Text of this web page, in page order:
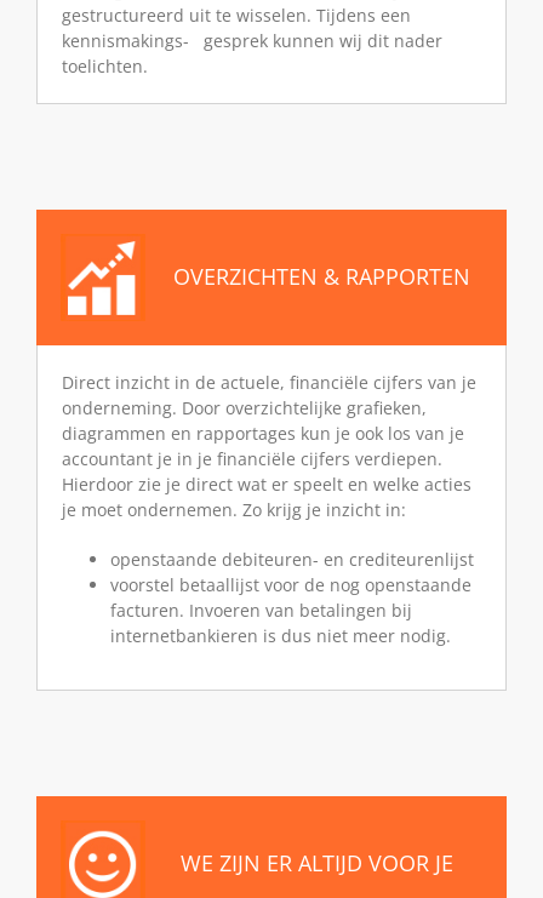
gestructureerd uit te wisselen. Tijdens een
kennismakings- gesprek kunnen wij dit nader
toelichten.
OVERZICHTEN & RAPPORTEN
Direct inzicht in de actuele, financiële cijfers van je
onderneming. Door overzichtelijke grafieken,
diagrammen en rapportages kun je ook los van je
accountant je in je financiële cijfers verdiepen.
Hierdoor zie je direct wat er speelt en welke acties
je moet ondernemen. Zo krijg je inzicht in:
openstaande debiteuren- en crediteurenlijst
voorstel betaallijst voor de nog openstaande
facturen. Invoeren van betalingen bij
internetbankieren is dus niet meer nodig.
WE ZIJN ER ALTIJD VOOR JE